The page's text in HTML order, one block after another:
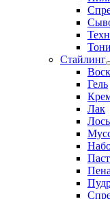
Стайлинг
Воск
Гель
Лак
Пена